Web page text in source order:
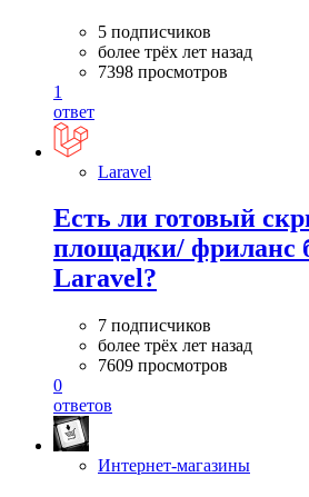
5 подписчиков
более трёх лет назад
7398 просмотров
1
ответ
Laravel
Есть ли готовый
площадки/ фриланс
Laravel?
7 подписчиков
более трёх лет назад
7609 просмотров
0
ответов
Интернет-магазины